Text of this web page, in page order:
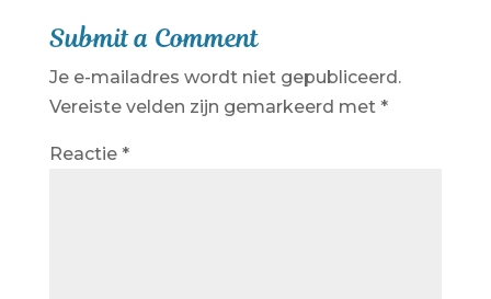
Submit a Comment
Je e-mailadres wordt niet gepubliceerd.
Vereiste velden zijn gemarkeerd met *
Reactie *